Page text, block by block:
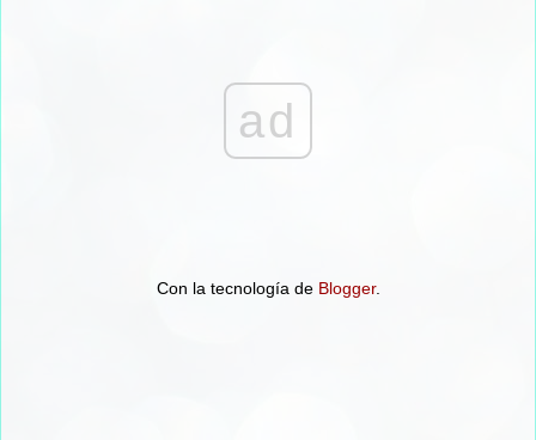
ad
Con la tecnología de Blogger.